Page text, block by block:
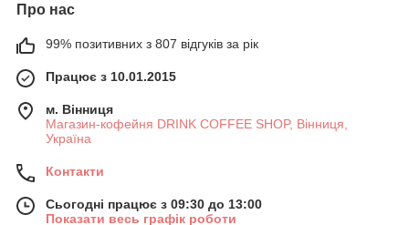
Про нас
99% позитивних з 807 відгуків за рік
Працює з 10.01.2015
м. Вінниця
Магазин-кофейня DRINK COFFEE SHOP, Вінниця,
Україна
Контакти
Сьогодні працює з 09:30 до 13:00
Показати весь графік роботи